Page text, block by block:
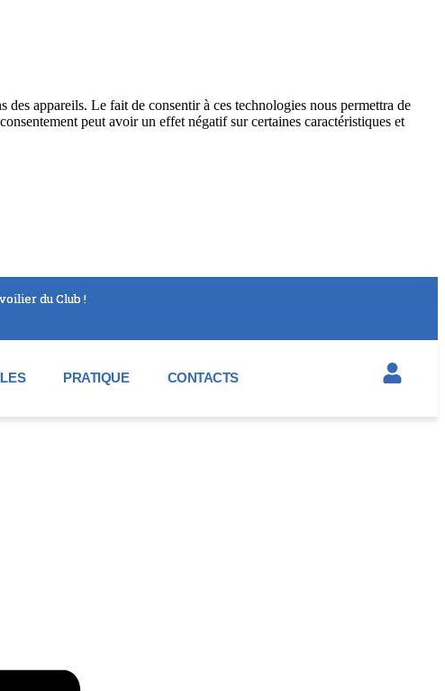
appareils. Le fait de consentir à ces technologies nous permettra de
peut avoir un effet négatif sur certaines caractéristiques et
du Club !
du Club !
PRATIQUE CONTACTS